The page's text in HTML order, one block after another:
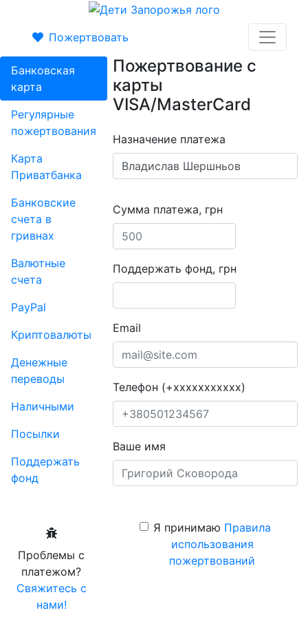
Пожертвовать
Банковская
карта
Регулярные
пожертвования
Карта
Приватбанка
Банковские
счета в
гривнах
Валютные
счета
PayPal
Криптовалюты
Денежные
переводы
Наличными
Посылки
Поддержать
фонд
Проблемы с
платежом?
Свяжитесь с
нами!
Пожертвование с
карты
VISA/MasterCard
Назначение платежа
Сумма платежа, грн
Поддержать фонд, грн
Email
Телефон (+xxxxxxxxxxx)
Ваше имя
Я принимаю Правила
использования
пожертвований